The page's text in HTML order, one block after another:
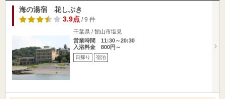
海の湯宿 花しぶき
3.9点/ 9 件
千葉県 / 館山市塩見
営業時間 11:30～20:30
入浴料金 800円～
日帰り 宿泊